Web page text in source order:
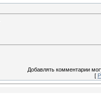
Добавлять комментарии
[